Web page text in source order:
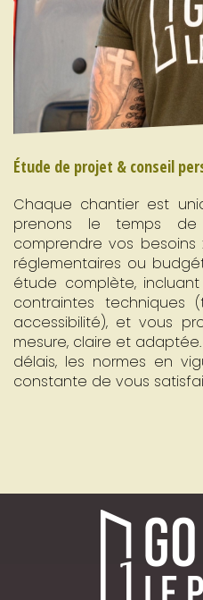
Étude de projet & conseil
Chaque chantier est
prenons le temps
comprendre vos besoins
réglementaires ou
étude complète,
contraintes techniques
accessibilité), et vous
mesure, claire et
délais, les normes en
constante de vous